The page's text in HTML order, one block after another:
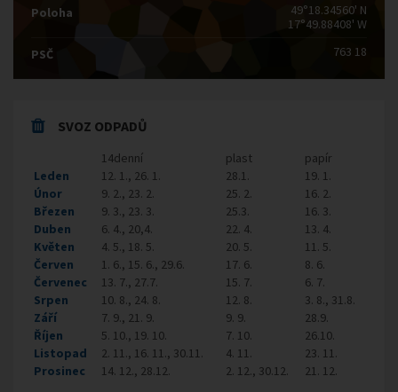
Poloha
49°18.34560' N
17°49.88408' W
PSČ
763 18
SVOZ ODPADŮ
14denní plast
papír
Leden
12. 1., 26. 1. 28.1.
19. 1.
Únor
9. 2., 23. 2. 25. 2.
16. 2.
Březen
9. 3., 23. 3. 25.3.
16. 3.
Duben
6. 4., 20,4. 22. 4.
13. 4.
Květen
4. 5., 18. 5. 20. 5.
11. 5.
Červen
1. 6., 15. 6., 29.6. 17. 6.
8. 6.
Červenec
13. 7., 27.7. 15. 7.
6. 7.
Srpen
10. 8., 24. 8. 12. 8.
3. 8., 31.8.
Září
7. 9., 21. 9. 9. 9.
28.9.
Říjen
5. 10., 19. 10. 7. 10.
26.10.
Listopad
2. 11., 16. 11., 30.11. 4. 11.
23. 11.
Prosinec
14. 12., 28.12. 2. 12., 30.12. 21. 12.